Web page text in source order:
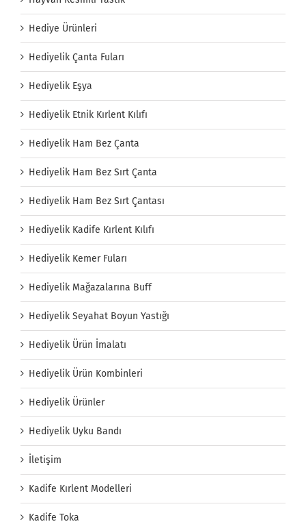
Hediye Ürünleri
Hediyelik Çanta Fuları
Hediyelik Eşya
Hediyelik Etnik Kırlent Kılıfı
Hediyelik Ham Bez Çanta
Hediyelik Ham Bez Sırt Çanta
Hediyelik Ham Bez Sırt Çantası
Hediyelik Kadife Kırlent Kılıfı
Hediyelik Kemer Fuları
Hediyelik Mağazalarına Buff
Hediyelik Seyahat Boyun Yastığı
Hediyelik Ürün İmalatı
Hediyelik Ürün Kombinleri
Hediyelik Ürünler
Hediyelik Uyku Bandı
İletişim
Kadife Kırlent Modelleri
Kadife Toka